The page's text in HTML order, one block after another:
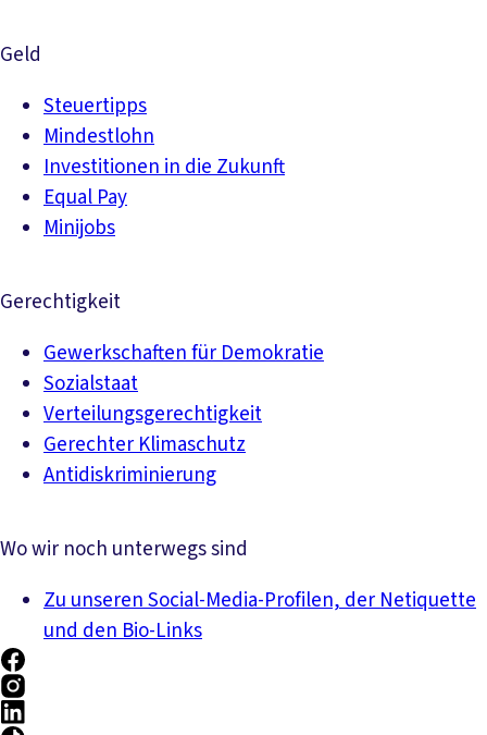
Geld
Steuertipps
Mindestlohn
Investitionen in die Zukunft
Equal Pay
Minijobs
Gerechtigkeit
Gewerkschaften für Demokratie
Sozialstaat
Verteilungsgerechtigkeit
Gerechter Klimaschutz
Antidiskriminierung
Wo wir noch unterwegs sind
Zu unseren Social-Media-Profilen, der Netiquette
und den Bio-Links